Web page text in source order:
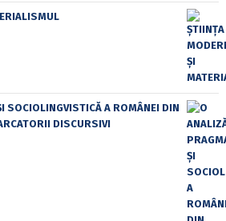
SOCIOLINGVISTICĂ A ROMÂNEI DIN
DISCURSIVI